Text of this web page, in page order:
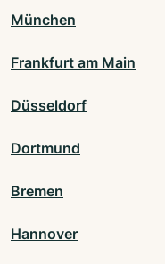
München
Frankfurt am Main
Düsseldorf
Dortmund
Bremen
Hannover